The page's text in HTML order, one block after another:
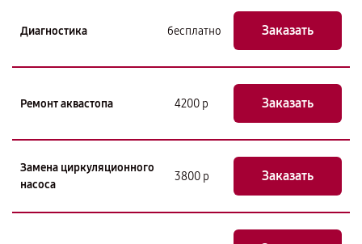
Диагностика бесплатно Заказать
Ремонт аквастопа 4200 р Заказать
Замена циркуляционного
насоса
3800 р Заказать